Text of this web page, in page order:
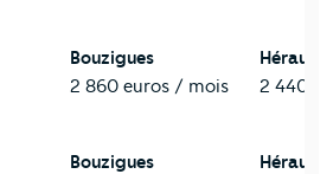
Bouzigues
2 860 euros / mois
Hérault
2 440
Bouzigues Hérault